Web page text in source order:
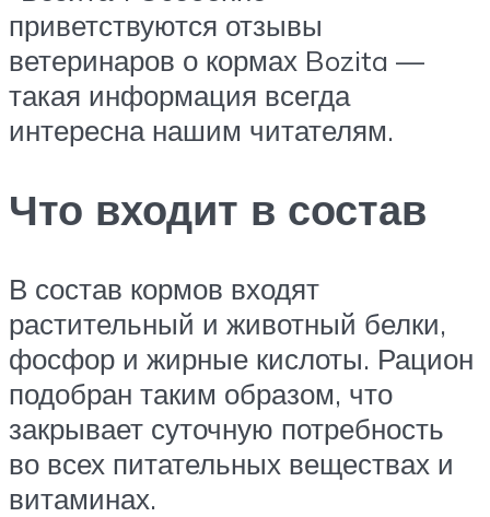
приветствуются отзывы
ветеринаров о кормах Bozita —
такая информация всегда
интересна нашим читателям.
Что входит в состав
В состав кормов входят
растительный и животный белки,
фосфор и жирные кислоты. Рацион
подобран таким образом, что
закрывает суточную потребность
во всех питательных веществах и
витаминах.